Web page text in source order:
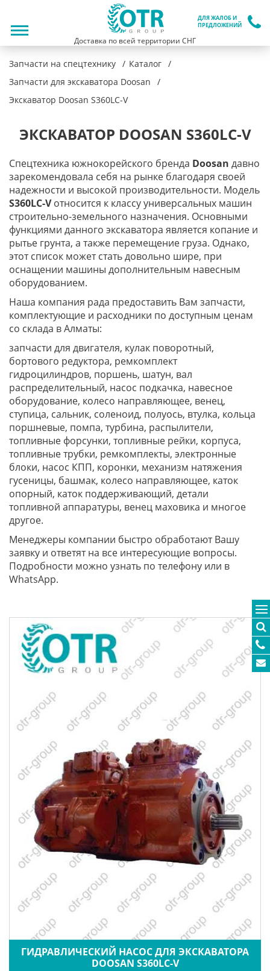
ДЛЯ ЖАЛОБ И
ПРЕДЛОЖЕНИЙ
Доставка по всей территории СНГ
Запчасти на спецтехнику
Каталог
Запчасти для экскаватора Doosan
Экскаватор Doosan S360LC-V
ЭКСКАВАТОР DOOSAN S360LC-V
Спецтехника южнокорейского бренда Doosan давно
зарекомендовала себя на рынке благодаря своей
надежности и высокой производительности. Модель
S360LC-Vотносится к классу универсальных машин
строительно-земельного назначения. Основными
функциями данного экскаватора является копание и
рытье грунта, а также перемещение груза. Однако,
этот список может стать довольно шире, при
оснащении машины дополнительным навесным
оборудованием.
Наша компания рада предоставить Вам запчасти,
комплектующие и расходники по доступным ценам
со склада в Алматы:
запчасти для двигателя, кулак поворотный,
бортового редуктора, ремкомплект
гидроцилиндров, поршень, шатун, вал
распределительный, насос подкачка, навесное
оборудование, колесо направляющее, венец,
ступица, сальник, соленоид, полуось, втулка, кольца
поршневые, помпа, турбина, распылители,
топливные форсунки, топливные рейки, корпуса,
топливные трубки, ремкомплекты, электронные
блоки, насос КПП, коронки, механизм натяжения
гусеницы, башмак, колесо направляющее, каток
опорный, каток поддерживающий, детали
топливной аппаратуры, венец маховика и многое
другое.
Менеджеры компании быстро обработают Вашу
заявку и ответят на все интересующие вопросы.
Подробности можно узнать по телефону или в
WhatsApp.
ГИДРАВЛИЧЕСКИЙ НАСОС ДЛЯ ЭКСКАВАТОРА
DOOSAN S360LC-V